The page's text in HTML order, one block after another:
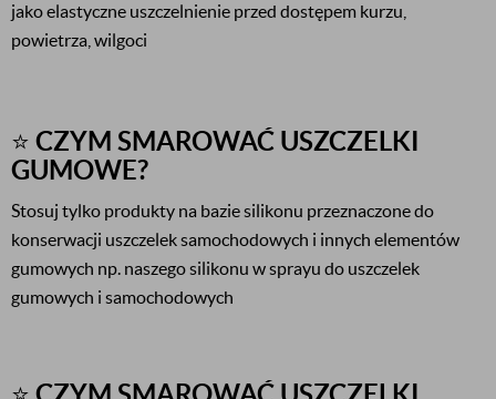
jako elastyczne uszczelnienie przed dostępem kurzu,
powietrza, wilgoci
⭐ CZYM SMAROWAĆ USZCZELKI
GUMOWE?
Stosuj tylko produkty na bazie silikonu przeznaczone do
konserwacji uszczelek samochodowych i innych elementów
gumowych np. naszego silikonu w sprayu do uszczelek
gumowych i samochodowych